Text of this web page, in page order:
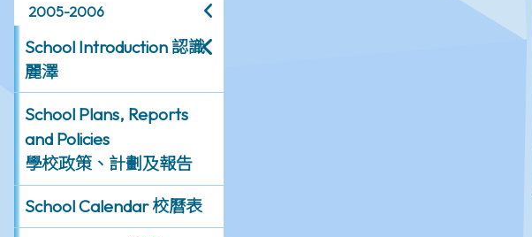
2005-2006
School Introduction 認識
麗澤
School Plans, Reports
and Policies
學校政策、計劃及報告
School Calendar 校曆表